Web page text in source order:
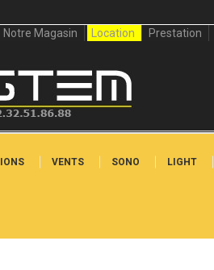
Notre Magasin
Location Prestation
VENTS SONO LIGHT